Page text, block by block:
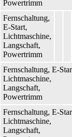
Powertrimm
Fernschaltung,
E-Start,
Lichtmaschine,
Langschaft,
Powertrimm
Fernschaltung, E-
Lichtmaschine,
Langschaft,
Powertrimm
Fernschaltung, E-
Lichtmaschine,
Langschaft,